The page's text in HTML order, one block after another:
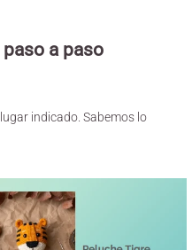
a paso
indicado. Sabemos lo